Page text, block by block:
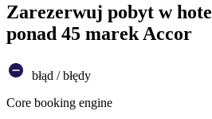
Zarezerwuj pobyt w
ponad 45 marek Accor
błąd / błędy
Core booking engine